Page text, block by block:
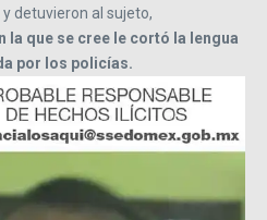
detuvieron al sujeto,
la que se cree le cortó la lengua
por los policías.